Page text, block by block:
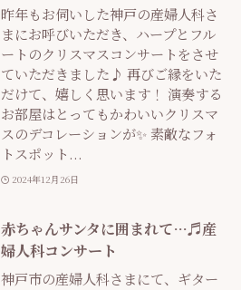
昨年もお伺いした神戸の産婦人科さ
まにお呼びいただき、ハープとフル
ートのクリスマスコンサートをさせ
ていただきました♪ 再びご縁をいた
だけて、嬉しく思います！ 演奏する
お部屋はとってもかわいいクリスマ
スのデコレーションが✨ 素敵なフォ
トスポット...
2024年12月26日
赤ちゃんサンタに囲まれて…♬産
婦人科コンサート
神戸市の産婦人科さまにて、ギター